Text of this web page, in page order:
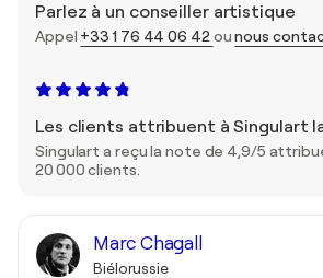
Parlez à un conseiller artistique
Appel +33 1 76 44 06 42 ounous
Les clients attribuent à Singulart
Singulart a reçu la note de 4,9/5
20 000 clients.
Marc Chagall
Biélorussie